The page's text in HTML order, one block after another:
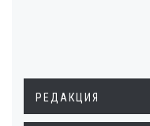
РЕДАКЦИЯ